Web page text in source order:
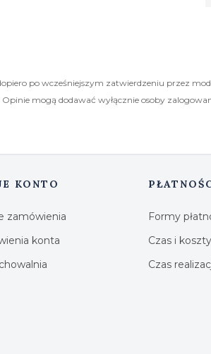
po wcześniejszym zatwierdzeniu przez
mogą dodawać wyłącznie osoby
KONTO
zamówienia
konta
Formy
Czas i
Czas